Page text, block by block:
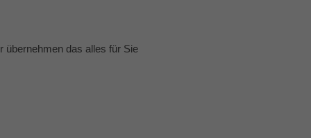
übernehmen das alles für Sie